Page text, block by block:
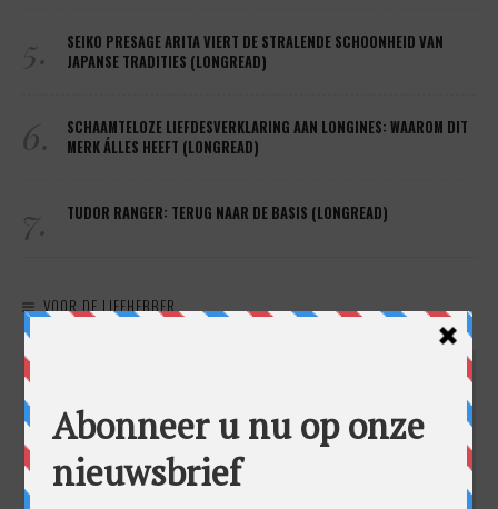
5.
SEIKO PRESAGE ARITA VIERT DE STRALENDE SCHOONHEID VAN
JAPANSE TRADITIES (LONGREAD)
6.
SCHAAMTELOZE LIEFDESVERKLARING AAN LONGINES: WAAROM DIT
MERK ÁLLES HEEFT (LONGREAD)
7. TUDOR RANGER: TERUG NAAR DE BASIS (LONGREAD)
VOOR DE LIEFHEBBER